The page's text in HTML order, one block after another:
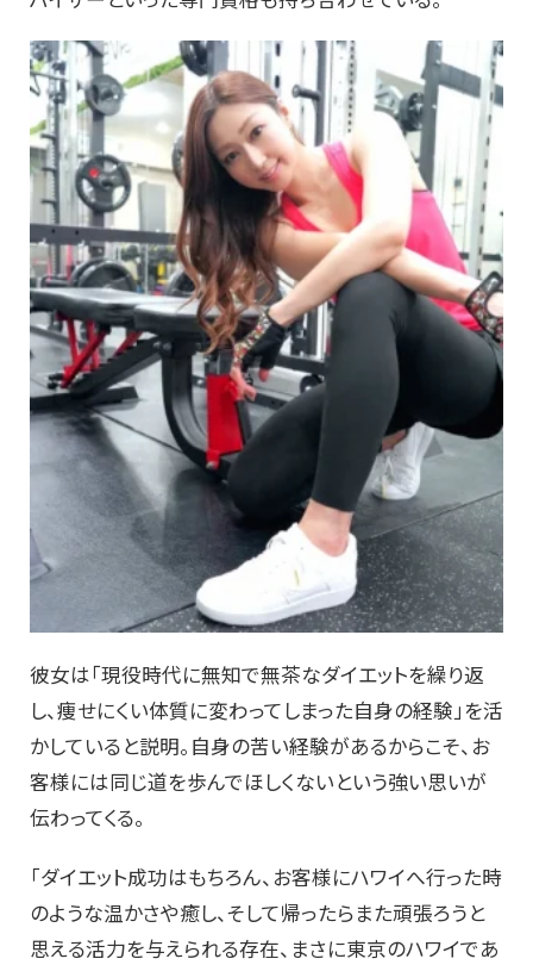
彼女は「現役時代に無知で無茶なダイエットを繰り返
し、痩せにくい体質に変わってしまった自身の経験」を活
かしていると説明。自身の苦い経験があるからこそ、お
客様には同じ道を歩んでほしくないという強い思いが
伝わってくる。
「ダイエット成功はもちろん、お客様にハワイへ行った時
のような温かさや癒し、そして帰ったらまた頑張ろうと
思える活力を与えられる存在、まさに東京のハワイであ